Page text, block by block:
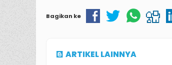
Bagikan ke
ARTIKEL LAINNYA